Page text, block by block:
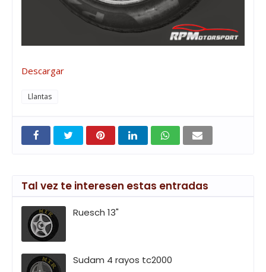
Descargar
Llantas
Tal vez te interesen estas entradas
Ruesch 13"
Sudam 4 rayos tc2000